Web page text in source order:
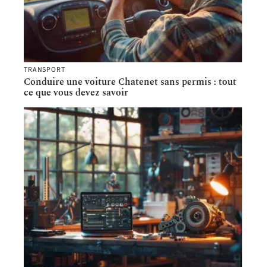
TRANSPORT
Conduire une voiture Chatenet sans permis : tout
ce que vous devez savoir